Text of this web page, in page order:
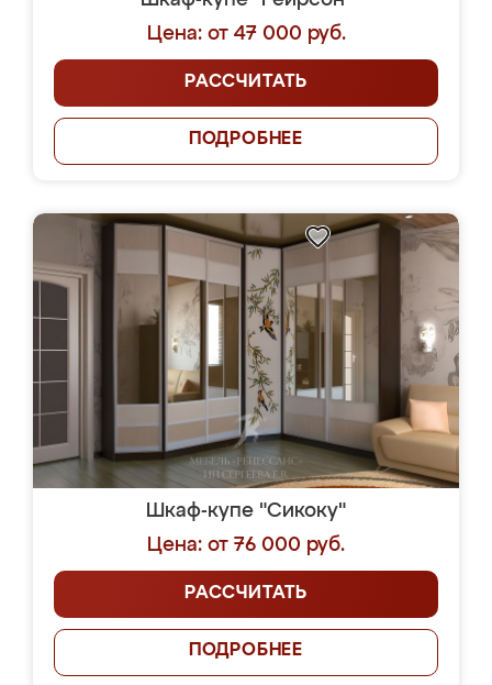
Цена: от 47 000 руб.
РАССЧИТАТЬ
ПОДРОБНЕЕ
Шкаф-купе "Сикоку"
Цена: от 76 000 руб.
РАССЧИТАТЬ
ПОДРОБНЕЕ